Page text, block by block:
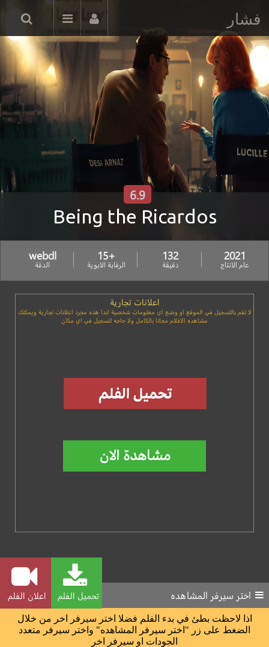
فشار
Being the Ricardos
6.9
2021
عام الانتاج
132
دقيقة
+15
الرقابة الابوية
webdl
الدقة
اعلانات تجارية
لا تقم بالتسجيل في الموقع او وضع اي معلومات شخصية ابدا هذه مجرد اعلانات تجارية ويمكنك
مشاهده الافلام مجانا بالكامل ولا حاجه لتسجيل في اي مكان
تحميل الفلم اعلان الفلم اختر سيرفر المشاهده
اذا لاحظت بطئ في بدء الفلم فضلا اختر سيرفر اخر من خلال
الضغط على زر "اختر سيرفر المشاهده" واختر سيرفر متعدد
الجودات او سيرفر اخر